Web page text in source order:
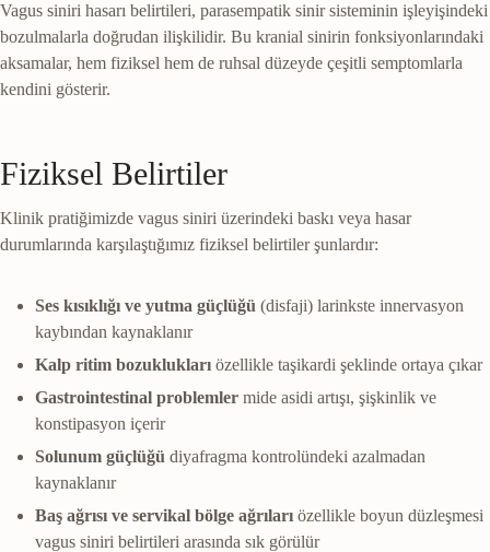
Vagus siniri hasarı belirtileri, parasempatik sinir sisteminin işleyişindeki
bozulmalarla doğrudan ilişkilidir. Bu kranial sinirin fonksiyonlarındaki
aksamalar, hem fiziksel hem de ruhsal düzeyde çeşitli semptomlarla
kendini gösterir.
Fiziksel Belirtiler
Klinik pratiğimizde vagus siniri üzerindeki baskı veya hasar
durumlarında karşılaştığımız fiziksel belirtiler şunlardır:
Ses kısıklığı ve yutma güçlüğü (disfaji) larinkste innervasyon
kaybından kaynaklanır
Kalp ritim bozuklukları özellikle taşikardi şeklinde ortaya çıkar
Gastrointestinal problemler mide asidi artışı, şişkinlik ve
konstipasyon içerir
Solunum güçlüğü diyafragma kontrolündeki azalmadan
kaynaklanır
Baş ağrısı ve servikal bölge ağrıları özellikle boyun düzleşmesi
vagus siniri belirtileri arasında sık görülür